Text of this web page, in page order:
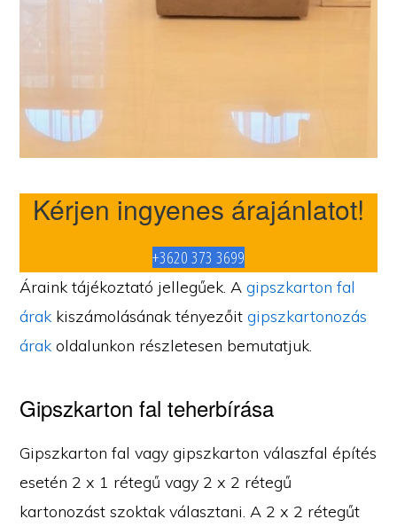
Kérjen ingyenes árajánlatot!
+3620 373 3699
Áraink tájékoztató jellegűek. Agipszkarton fal
árak kiszámolásának tényezőitgipszkartonozás
árak oldalunkon részletesen bemutatjuk.
Gipszkarton fal teherbírása
Gipszkarton fal vagy gipszkarton válaszfal építés
esetén 2 x 1 rétegű vagy 2 x 2 rétegű
kartonozást szoktak választani. A 2 x 2 rétegűt